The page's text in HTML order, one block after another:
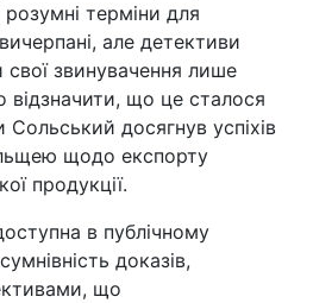
розумні терміни для
але детективи
звинувачення лише
відзначити, що це сталося
досягнув успіхів
щодо експорту
продукції.
в публічному
доказів,
що